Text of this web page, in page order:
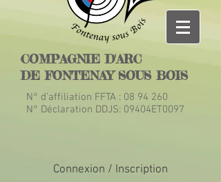
COMPAGNIE D'ARC
DE FONTENAY SOUS BOIS
N° d’affiliation FFTA : 08 94 260
N° Déclaration DDJS: 09404ET0097
Connexion / Inscription